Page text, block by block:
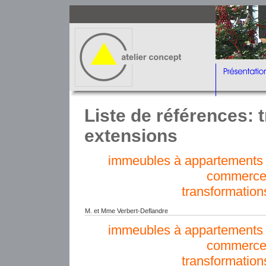
Liste de références:
extensions
immeubles à
M. et Mme Verbert-Deflandre
immeubles à